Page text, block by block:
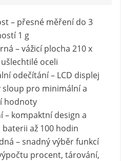
– přesné měření do 3
1 g
– vážicí plocha 210 x
oceli
odečítání – LCD displej
sloup pro minimální a
hodnoty
– kompaktní design a
baterii až 100 hodin
– snadný výběr funkcí
procent, tárování,